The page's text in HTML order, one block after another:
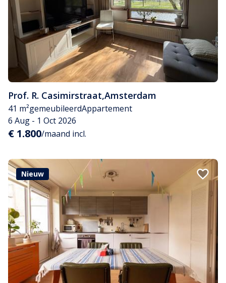
Prof. R. Casimirstraat,Amsterdam
41 m²gemeubileerdAppartement
6 Aug - 1 Oct 2026
€ 1.800/maand incl.
Nieuw